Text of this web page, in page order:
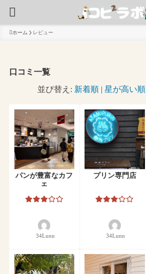
ホーム レビュー
口コミ一覧
並び替え: 新着順 | 星が高い順
パンが豊富なカフ
ェ
34Lunn
プリン専門店
34Lunn